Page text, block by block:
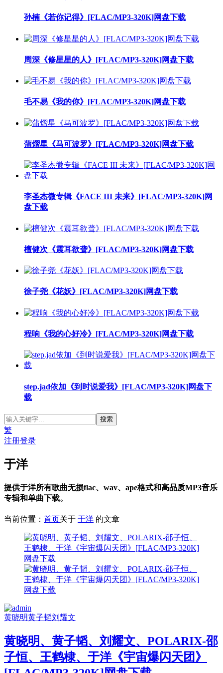
孙楠《若你记得》[FLAC/MP3-320K]网盘下载
周深《修星星的人》[FLAC/MP3-320K]网盘下载
毛不易《我的你》[FLAC/MP3-320K]网盘下载
蒲熠星《马可波罗》[FLAC/MP3-320K]网盘下载
李圣杰微专辑《FACE III 未来》[FLAC/MP3-320K]网
盘下载
檀健次《震耳欲聋》[FLAC/MP3-320K]网盘下载
徐子尧《花妖》[FLAC/MP3-320K]网盘下载
程响《我的心好冷》[FLAC/MP3-320K]网盘下载
step.jad依加《到时说爱我》[FLAC/MP3-320K]网盘下
载
繁
注册登录
于洋
提供于洋所有歌曲无损flac、wav、ape格式和高品质MP3音乐
专辑和单曲下载。
当前位置： 首页关于 于洋 的文章
黄晓明黄子韬刘耀文
黄晓明、黄子韬、刘耀文、POLARIX-邵
子恒、王鹤棣、于洋《宇宙爆闪天团》